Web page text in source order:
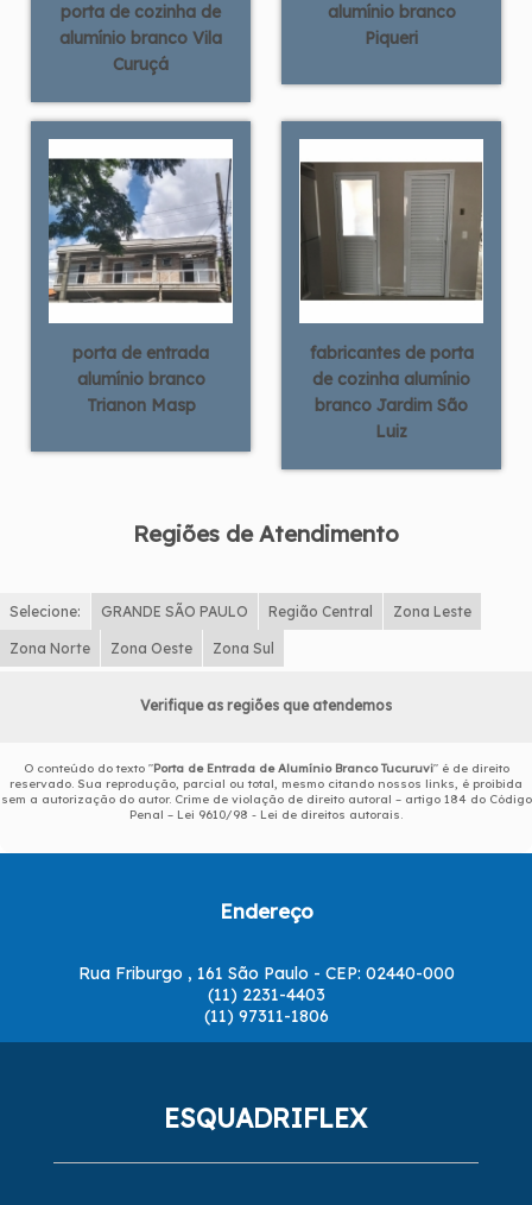
porta de cozinha de
alumínio branco Vila
Curuçá
alumínio branco
Piqueri
porta de entrada
alumínio branco
Trianon Masp
fabricantes de porta
de cozinha alumínio
branco Jardim São
Luiz
Regiões de Atendimento
Selecione: GRANDE SÃO PAULO Região Central Zona Leste
Zona Norte Zona Oeste Zona Sul
Verifique as regiões que atendemos
O conteúdo do texto "Porta de Entrada de Alumínio Branco Tucuruvi" é de direito
reservado. Sua reprodução, parcial ou total, mesmo citando nossos links, é proibida
sem a autorização do autor. Crime de violação de direito autoral – artigo 184 do Código
Penal – Lei 9610/98 - Lei de direitos autorais
Endereço
Rua Friburgo , 161 São Paulo - CEP: 02440-000
(11) 2231-4403
(11) 97311-1806
ESQUADRIFLEX